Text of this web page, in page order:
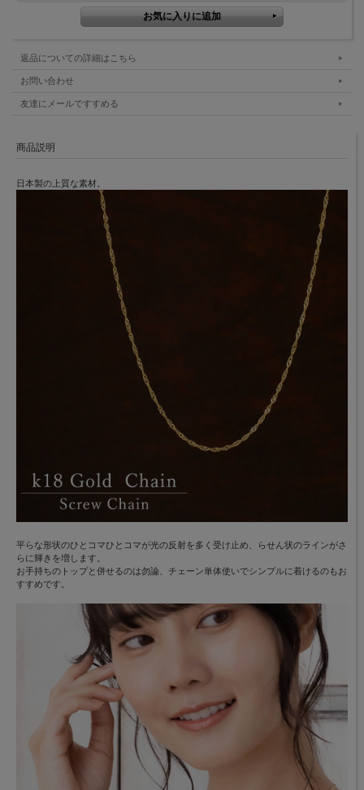
返品についての詳細はこちら
お問い合わせ
友達にメールですすめる
商品説明
日本製の上質な素材。
平らな形状のひとコマひとコマが光の反射を多く受け止め、らせん状のラインがさ
らに輝きを増します。
お手持ちのトップと併せるのは勿論、チェーン単体使いでシンプルに着けるのもお
すすめです。